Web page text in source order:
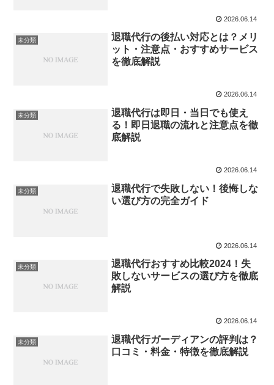
2026.06.14
未分類
退職代行の後払い対応とは？メリ
ット・注意点・おすすめサービス
を徹底解説
2026.06.14
未分類
退職代行は即日・当日でも使え
る！即日退職の流れと注意点を徹
底解説
2026.06.14
未分類
退職代行で失敗しない！後悔しな
い選び方の完全ガイド
2026.06.14
未分類
退職代行おすすめ比較2024！失
敗しないサービスの選び方を徹底
解説
2026.06.14
未分類
退職代行ガーディアンの評判は？
口コミ・料金・特徴を徹底解説